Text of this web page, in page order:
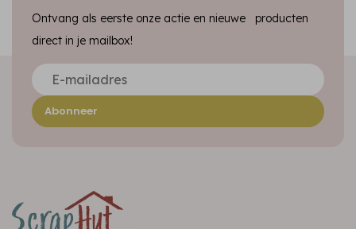
Ontvang als eerste onze actie en nieuwe producten
direct in je mailbox!
Abonneer